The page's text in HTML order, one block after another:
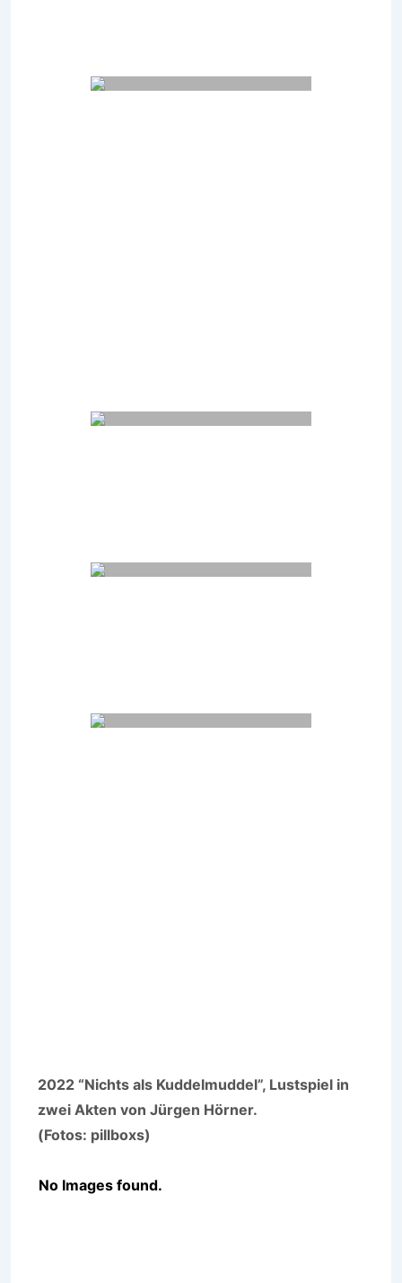
2022 “Nichts als Kuddelmuddel”, Lustspiel in
zwei Akten von Jürgen Hörner.
(Fotos: pillboxs)
No Images found.